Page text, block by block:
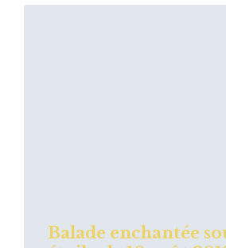
Balade enchantée
Read